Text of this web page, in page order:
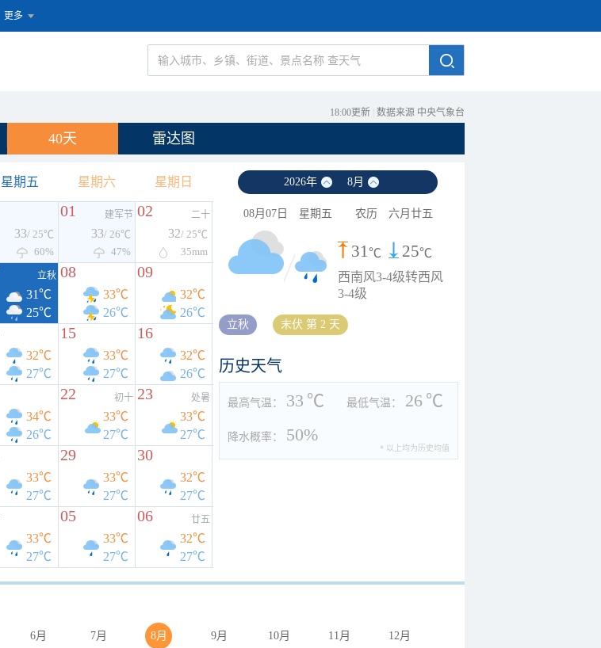
更多
18:00更新 数据来源 中央气象台
40天 雷达图
星期五 星期六 星期日
33/ 25℃
60%
01 建军节
33/ 26℃
47%
02 二十
32/ 25℃
35mm
立秋
31℃
25℃
08
33℃
26℃
09
32℃
26℃
32℃
27℃
15
33℃
27℃
16
32℃
26℃
34℃
26℃
22 初十
33℃
27℃
23 处暑
33℃
27℃
33℃
27℃
29
33℃
27℃
30
32℃
27℃
33℃
27℃
05
33℃
27℃
06 廿五
32℃
27℃
2026年 8月
08月07日 星期五 农历 六月廿五
31℃ 25℃
西南风3-4级转西风
3-4级
立秋 末伏 第 2 天
历史天气
最高气温： 33 ℃ 最低气温： 26 ℃
降水概率： 50%
* 以上均为历史均值
6月 7月 8月 9月 10月 11月 12月